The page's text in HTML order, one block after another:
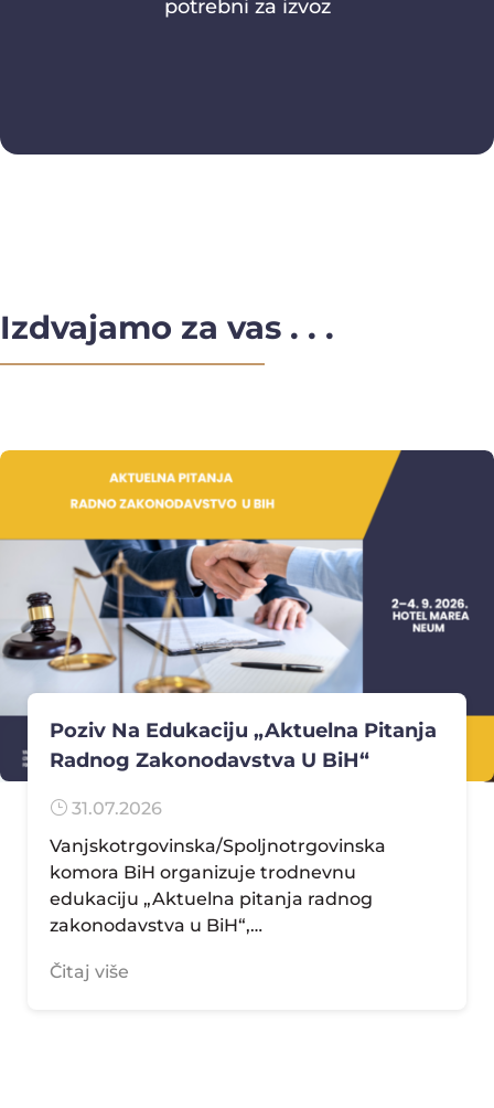
potrebni za izvoz
Izdvajamo za vas . . .
Poziv Na Edukaciju „Aktuelna Pitanja
Radnog Zakonodavstva U BiH“
} 31.07.2026
Vanjskotrgovinska/Spoljnotrgovinska
komora BiH organizuje trodnevnu
edukaciju „Aktuelna pitanja radnog
zakonodavstva u BiH“,…
Čitaj više